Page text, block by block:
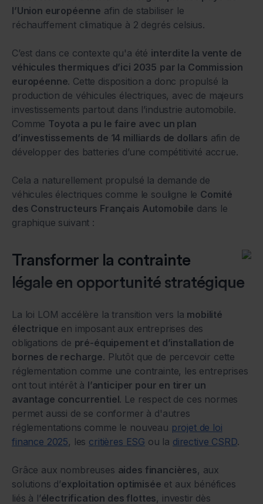
l’Union européenne afin de stabiliser le
réchauffement climatique à 2 degrés celsius.
C’est dans ce contexte qu'a été interdite la vente de
véhicules thermiques d’ici 2035 par la Commission
européenne. Cette disposition a donc propulsé la
production de véhicules électriques, avec de majeurs
investissements partout dans l’industrie automobile.
Comme Toyota a pu le faire avec un plan
d’investissements de 14 milliards de dollars afin de
développer des batteries d’une compétitivité accrue.
Cela a naturellement propulsé la demande de
véhicules électriques comme le souligne le Comité
des Constructeurs Français Automobile dans le
graphique suivant :
Transformer la contrainte
légale en opportunité stratégique
La loi LOM accélère la transition vers la mobilité
électrique en imposant aux entreprises des
obligations de pré-équipement et d’installation de
bornes de recharge. Plutôt que de percevoir cette
réglementation comme une contrainte, les entreprises
ont tout intérêt à l’anticiper pour en tirer un
avantage concurrentiel. Le respect de ces normes
permet aussi de se conformer à d'autres
réglementations comme le nouveau projet de loi
finance 2025, les critières ESG ou la directive CSRD.
Grâce aux nombreuses aides financières, aux
solutions d’exploitation optimisée et aux bénéfices
liés à l’électrification des flottes, investir dès